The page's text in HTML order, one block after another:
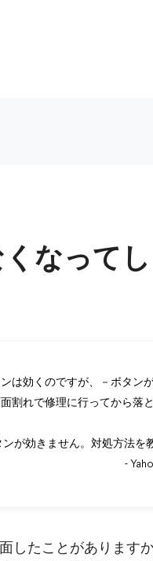
なって
は効くのですが、－ボタン
割れで修理に行ってから落
が効きません。対処方法を
-
したことがあります